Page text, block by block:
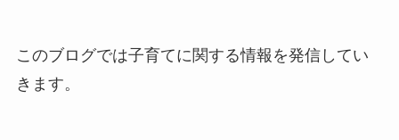
このブログでは子育てに関する情報を発信してい
きます。